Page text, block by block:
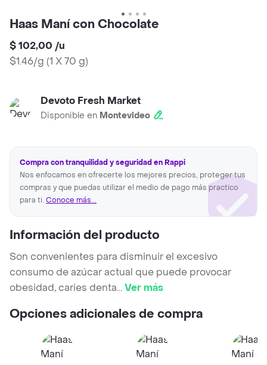
Haas Maní con Chocolate
$ 102,00 /u
$1.46/g (1 X 70 g)
Devoto Fresh Market
Disponible en Montevideo
Compra con tranquilidad y seguridad en Rappi
Nos enfocamos en ofrecerte los mejores precios, proteger tus
compras y que puedas utilizar el medio de pago más practico
para ti. Conoce más...
Información del producto
Son convenientes para disminuir el excesivo
consumo de azúcar actual que puede provocar
obesidad, caries denta...Ver más
Opciones adicionales de compra